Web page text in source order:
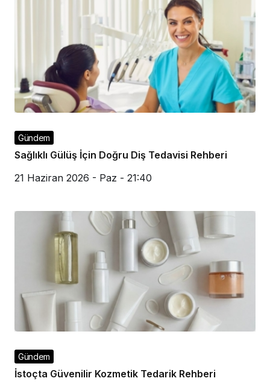
Gündem
Sağlıklı Gülüş İçin Doğru Diş Tedavisi Rehberi
21 Haziran 2026 - Paz - 21:40
Gündem
İstoçta Güvenilir Kozmetik Tedarik Rehberi